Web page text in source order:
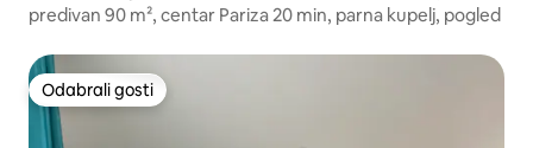
predivan 90 m², centar Pariza 20 min, parna kupelj, pogled
Odabrali gosti
Odabrali gosti